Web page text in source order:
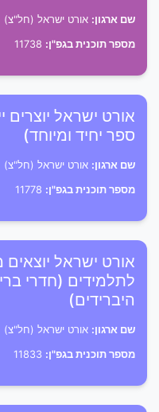
שם ארגון: אורט ישראל (חל"צ)
מספר תוכנית בגפ"ן:
אורט ישראל יוצרים
ספר יחיד ומיוחד)
שם ארגון: אורט ישראל (חל"צ)
מספר תוכנית בגפ"ן:
אורט ישראל יוצאים
לתלמידים (חדרי
היברידים)
שם ארגון: אורט ישראל (חל"צ)
מספר תוכנית בגפ"ן: